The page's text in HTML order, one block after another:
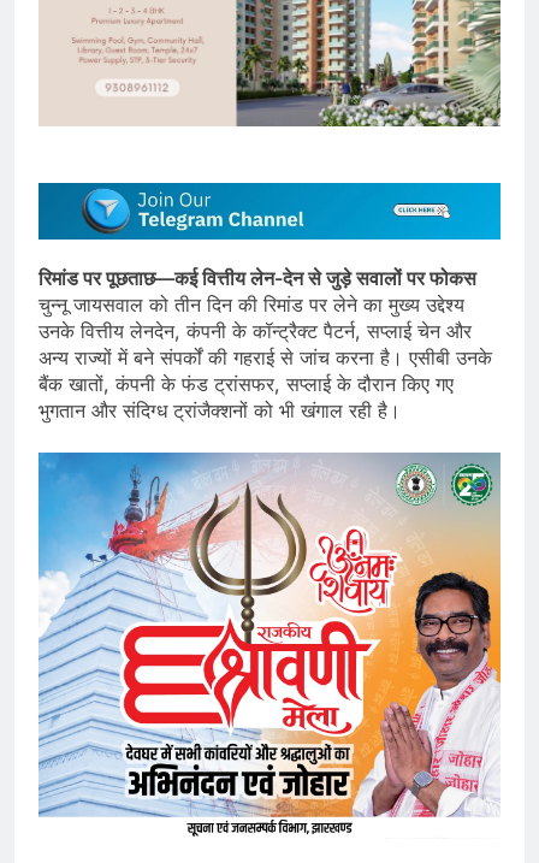
रिमांड पर पूछताछ—कई वित्तीय लेन-देन से जुड़े सवालों पर फोकस
चुन्नू जायसवाल को तीन दिन की रिमांड पर लेने का मुख्य उद्देश्य
उनके वित्तीय लेनदेन, कंपनी के कॉन्ट्रैक्ट पैटर्न, सप्लाई चेन और
अन्य राज्यों में बने संपर्कों की गहराई से जांच करना है। एसीबी उनके
बैंक खातों, कंपनी के फंड ट्रांसफर, सप्लाई के दौरान किए गए
भुगतान और संदिग्ध ट्रांजैक्शनों को भी खंगाल रही है।